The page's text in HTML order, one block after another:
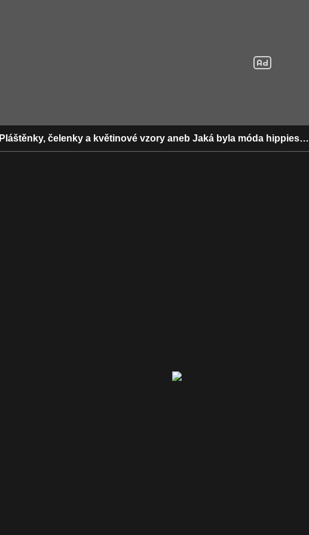
Pláštěnky, čelenky a květinové vzory aneb Jaká byla móda hippies…